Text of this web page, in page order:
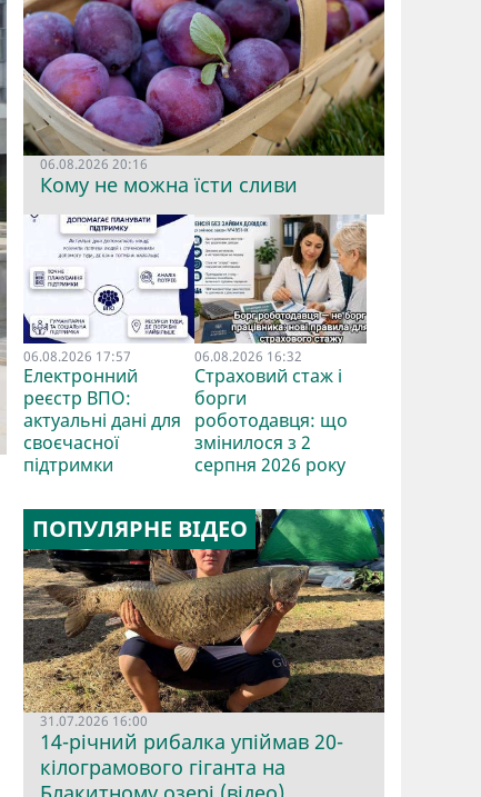
06.08.2026 20:16
Кому не можна їсти сливи
06.08.2026 17:57
Електронний
реєстр ВПО:
актуальні дані для
своєчасної
підтримки
06.08.2026 16:32
Страховий стаж і
борги
роботодавця: що
змінилося з 2
серпня 2026 року
ПОПУЛЯРНЕ ВІДЕО
31.07.2026 16:00
14-річний рибалка упіймав 20-
кілограмового гіганта на